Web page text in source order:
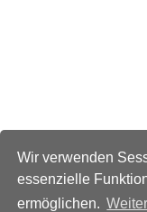
Wir verwenden
essenzielle
ermöglichen.